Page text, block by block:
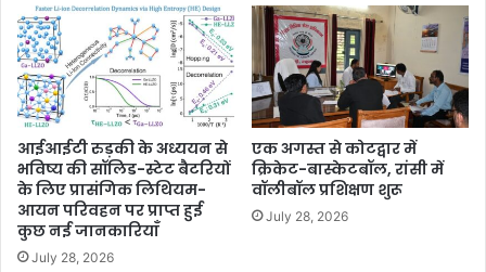
आईआईटी रुड़की के अध्ययन से
भविष्य की सॉलिड-स्टेट बैटरियों
के लिए प्रासंगिक लिथियम-
आयन परिवहन पर प्राप्त हुई
कुछ नई जानकारियाँ
July 28, 2026
एक अगस्त से कोटद्वार में
क्रिकेट-बास्केटबॉल, रांसी में
वॉलीबॉल प्रशिक्षण शुरू
July 28, 2026